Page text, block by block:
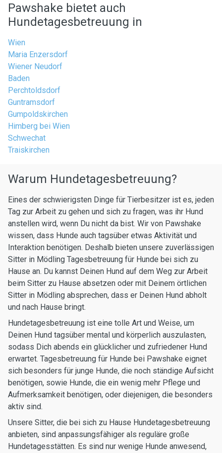
Pawshake bietet auch
Hundetagesbetreuung in
Wien
Maria Enzersdorf
Wiener Neudorf
Baden
Perchtoldsdorf
Guntramsdorf
Gumpoldskirchen
Himberg bei Wien
Schwechat
Traiskirchen
Warum Hundetagesbetreuung?
Eines der schwierigsten Dinge für Tierbesitzer ist es, jeden
Tag zur Arbeit zu gehen und sich zu fragen, was ihr Hund
anstellen wird, wenn Du nicht da bist. Wir von Pawshake
wissen, dass Hunde auch tagsüber etwas Aktivität und
Interaktion benötigen. Deshalb bieten unsere zuverlässigen
Sitter in Mödling Tagesbetreuung für Hunde bei sich zu
Hause an. Du kannst Deinen Hund auf dem Weg zur Arbeit
beim Sitter zu Hause absetzen oder mit Deinem örtlichen
Sitter in Mödling absprechen, dass er Deinen Hund abholt
und nach Hause bringt.
Hundetagesbetreuung ist eine tolle Art und Weise, um
Deinen Hund tagsüber mental und körperlich auszulasten,
sodass Dich abends ein glücklicher und zufriedener Hund
erwartet. Tagesbetreuung für Hunde bei Pawshake eignet
sich besonders für junge Hunde, die noch ständige Aufsicht
benötigen, sowie Hunde, die ein wenig mehr Pflege und
Aufmerksamkeit benötigen, oder diejenigen, die besonders
aktiv sind.
Unsere Sitter, die bei sich zu Hause Hundetagesbetreuung
anbieten, sind anpassungsfähiger als reguläre große
Hundetagesstätten. Es sind nur wenige Hunde anwesend,